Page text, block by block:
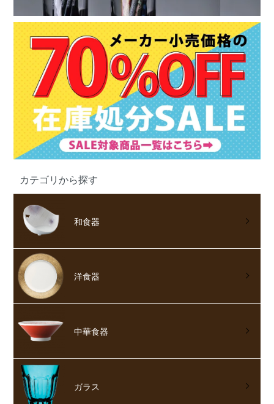
カテゴリから探す
和食器
洋食器
中華食器
ガラス